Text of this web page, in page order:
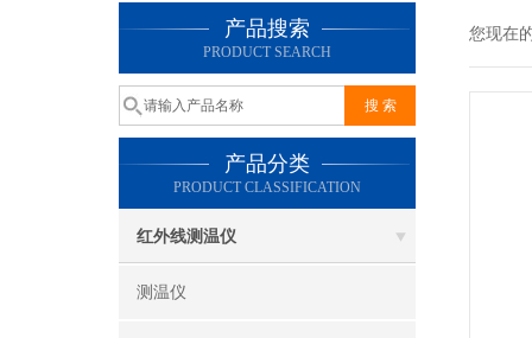
产品搜索
PRODUCT SEARCH
产品分类
PRODUCT CLASSIFICATION
红外线测温仪
测温仪
您现在